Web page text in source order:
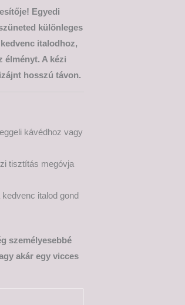
Egyedi
különleges
italodhoz,
élményt. A kézi
hosszú távon.
kávédhoz vagy
tisztítás megóvja
italod gond
személyesebbé
akár egy vicces